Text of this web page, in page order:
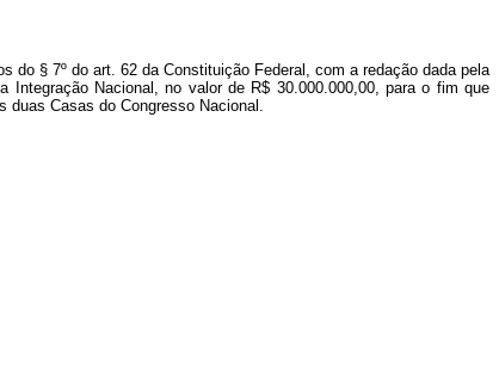
do § 7º do art. 62 da Constituição Federal, com a redação dada pela
Integração Nacional, no valor de R$ 30.000.000,00, para o fim que
duas Casas do Congresso Nacional.